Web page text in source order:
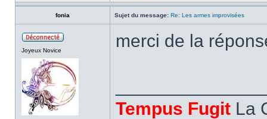
fonia Sujet du message: Re: Les armes improvisées
Joyeux Novice merci de la
Tempus Fugit La